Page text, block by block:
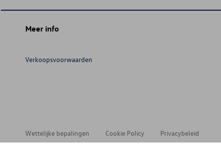
Meer info
Verkoopsvoorwaarden
Wettelijke bepalingen Cookie Policy
Privacybeleid